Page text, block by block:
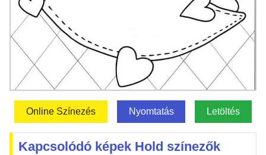
Online Színezés Nyomtatás Letöltés
Kapcsolódó képek Hold színezők